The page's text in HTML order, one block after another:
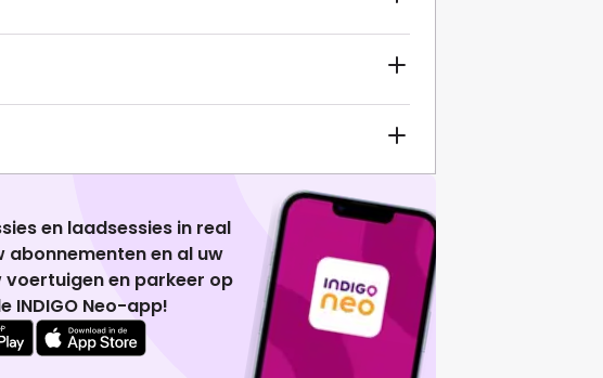
en laadsessies in real
abonnementen en al uw
voertuigen en parkeer op
INDIGO Neo-app!